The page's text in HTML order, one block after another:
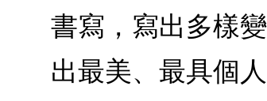
書寫，寫出多樣
出最美、最具個